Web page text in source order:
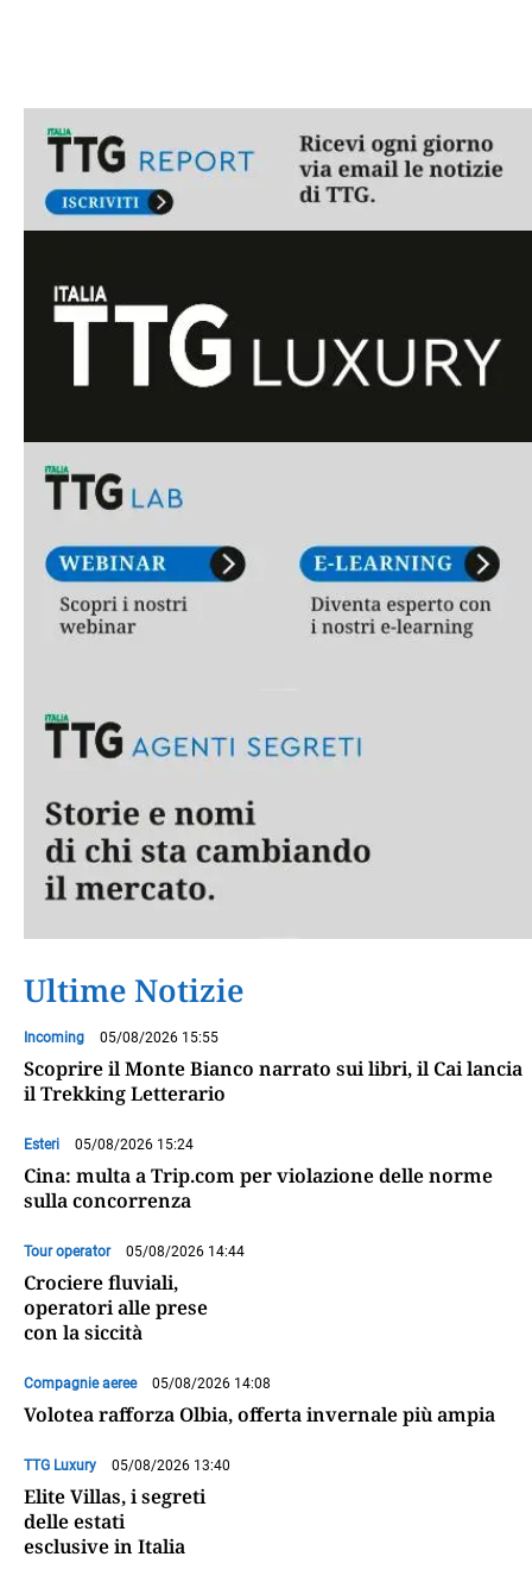
Ultime Notizie
Incoming 05/08/2026 15:55
Scoprire il Monte Bianco narrato sui libri, il Cai lancia
il Trekking Letterario
Esteri 05/08/2026 15:24
Cina: multa a Trip.com per violazione delle norme
sulla concorrenza
Tour operator 05/08/2026 14:44
Crociere fluviali,
operatori alle prese
con la siccità
Compagnie aeree 05/08/2026 14:08
Volotea rafforza Olbia, offerta invernale più ampia
TTG Luxury 05/08/2026 13:40
Elite Villas, i segreti
delle estati
esclusive in Italia